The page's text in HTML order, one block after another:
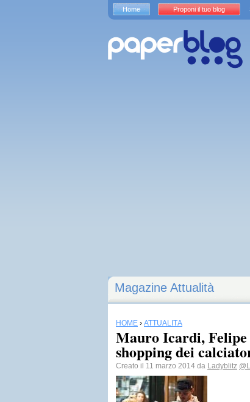
Magazine Attualità
HOME › ATTUALITÀ
Mauro Icardi,
shopping dei
Creato il 11 marzo 2014 da Ladyblitz
Home Proponi il tuo blog